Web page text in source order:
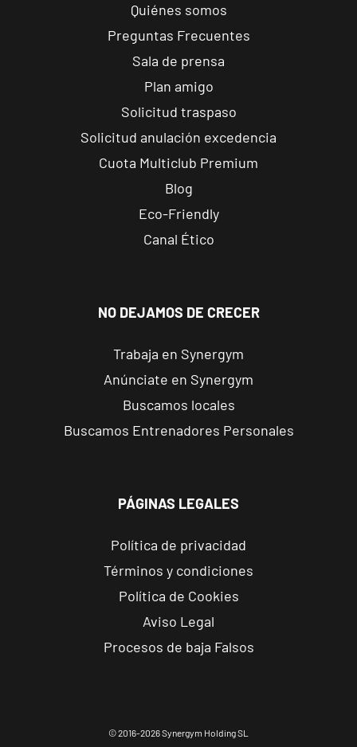
Quiénes somos
Preguntas Frecuentes
Sala de prensa
Plan amigo
Solicitud traspaso
Solicitud anulación excedencia
Cuota Multiclub Premium
Blog
Eco-Friendly
Canal Ético
NO DEJAMOS DE CRECER
Trabaja en Synergym
Anúnciate en Synergym
Buscamos locales
Buscamos Entrenadores Personales
PÁGINAS LEGALES
Política de privacidad
Términos y condiciones
Política de Cookies
Aviso Legal
Procesos de baja Falsos
© 2016-2026 Synergym Holding SL